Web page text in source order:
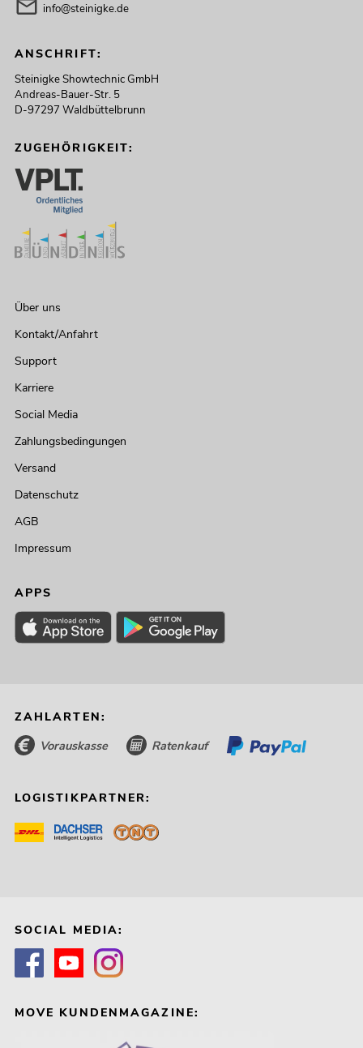
info@steinigke.de
ANSCHRIFT:
Steinigke Showtechnic GmbH
Andreas-Bauer-Str. 5
D-97297 Waldbüttelbrunn
ZUGEHÖRIGKEIT:
Über uns
Kontakt/Anfahrt
Support
Karriere
Social Media
Zahlungsbedingungen
Versand
Datenschutz
AGB
Impressum
APPS
ZAHLARTEN:
Vorauskasse Ratenkauf
LOGISTIKPARTNER:
SOCIAL MEDIA:
MOVE KUNDENMAGAZINE: